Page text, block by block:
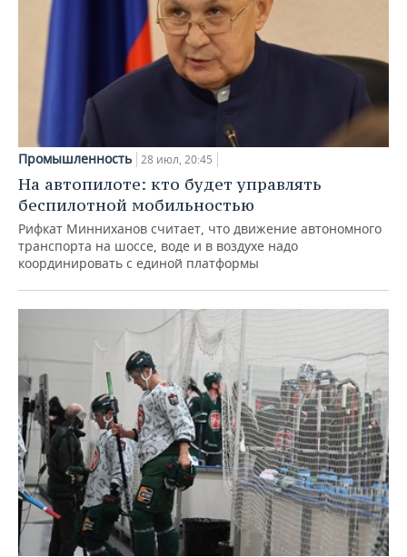
Промышленность 28 июл, 20:45
На автопилоте: кто будет управлять
беспилотной мобильностью
Рифкат Минниханов считает, что движение автономного
транспорта на шоссе, воде и в воздухе надо
координировать с единой платформы